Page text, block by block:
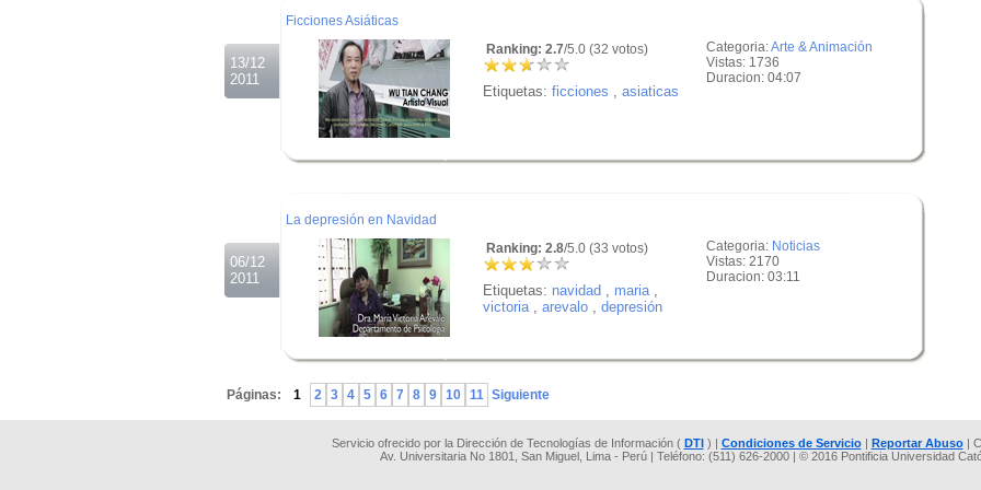
13/12
2011
Ficciones Asiáticas
Categoria:Arte & Animación
Vistas: 1736
Duracion: 04:07
Ranking: 2.7/5.0 (32 votos)
Etiquetas: ficciones asiaticas
06/12
2011
La depresión en Navidad
Categoria: Noticias
Vistas: 2170
Duracion: 03:11
Ranking: 2.8/5.0 (33 votos)
Etiquetas: navidad maria
victoria
arevalo depresión
Páginas: 1 2 3 4 5 6 7 8 9 10 11 Siguiente
Servicio ofrecido por la Dirección de Tecnologías de Información ( DTI) | Condiciones de Servicio| Reportar Abuso|
Av. Universitaria No 1801, San Miguel, Lima - Perú | Teléfono: (511) 626-2000 | © 2016 Pontificia Universidad